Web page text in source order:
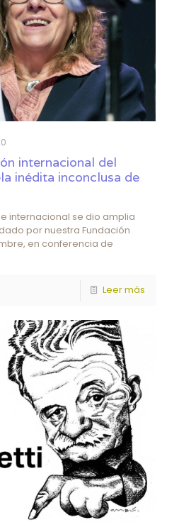
internacional del
inédita inconclusa de
internacional se dio amplia
por nuestra Fundación
en conferencia de
Leer más